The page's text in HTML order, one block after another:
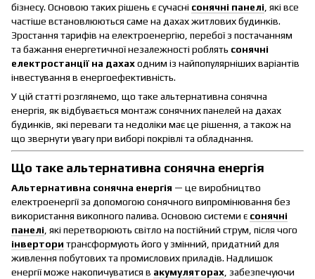
бізнесу. Основою таких рішень є сучасні сонячні панелі, які все
частіше встановлюються саме на дахах житлових будинків.
Зростання тарифів на електроенергію, перебої з постачанням
та бажання енергетичної незалежності роблять сонячні
електростанції на дахаходним із найпопулярніших варіантів
інвестування в енергоефективність.
У цій статті розглянемо, що таке альтернативна сонячна
енергія, як відбувається монтаж сонячних панелей на дахах
будинків, які переваги та недоліки має це рішення, а також на
що звернути увагу при виборі покрівлі та обладнання.
Що таке альтернативна сонячна енергія
Альтернативна сонячна енергія — це виробництво
електроенергії за допомогою сонячного випромінювання без
використання викопного палива. Основою системи є сонячні
панелі , які перетворюють світло на постійний струм, після чого
інвертори трансформують його у змінний, придатний для
живлення побутових та промислових приладів. Надлишок
енергії може накопичуватися в акумуляторах , забезпечуючи